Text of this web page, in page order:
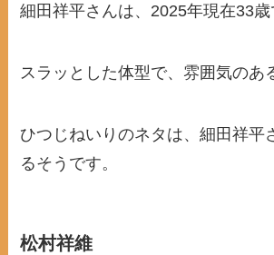
細田祥平さんは、2025年現在33歳
スラッとした体型で、雰囲気のあ
ひつじねいりのネタは、細田祥平
るそうです。
松村祥維